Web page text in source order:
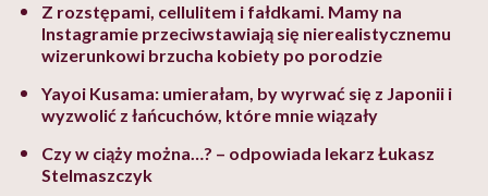
Z rozstępami, cellulitem i fałdkami. Mamy na
Instagramie przeciwstawiają się nierealistycznemu
wizerunkowi brzucha kobiety po porodzie
Yayoi Kusama: umierałam, by wyrwać się z Japonii i
wyzwolić z łańcuchów, które mnie wiązały
Czy w ciąży można…? – odpowiada lekarz Łukasz
Stelmaszczyk